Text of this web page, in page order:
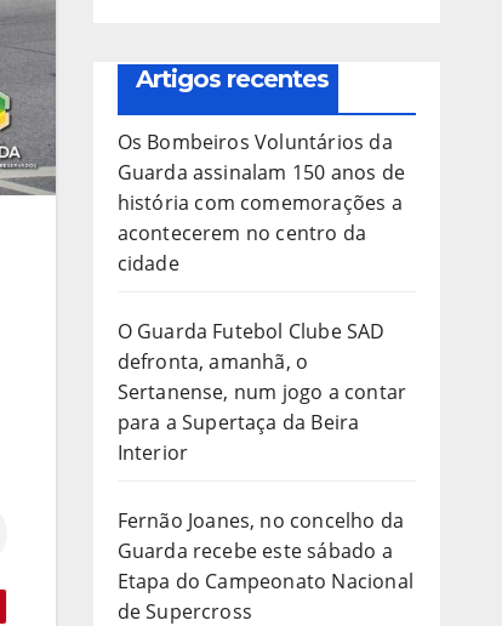
Artigos recentes
Os Bombeiros Voluntários da
Guarda assinalam 150 anos de
história com comemorações a
acontecerem no centro da
cidade
O Guarda Futebol Clube SAD
defronta, amanhã, o
Sertanense, num jogo a contar
para a Supertaça da Beira
Interior
Fernão Joanes, no concelho da
Guarda recebe este sábado a
Etapa do Campeonato Nacional
de Supercross